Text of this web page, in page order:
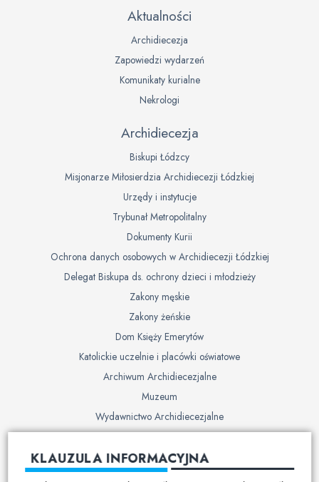
Aktualności
Archidiecezja
Zapowiedzi wydarzeń
Komunikaty kurialne
Nekrologi
Archidiecezja
Biskupi Łódzcy
Misjonarze Miłosierdzia Archidiecezji Łódzkiej
Urzędy i instytucje
Trybunał Metropolitalny
Dokumenty Kurii
Ochrona danych osobowych w Archidiecezji Łódzkiej
Delegat Biskupa ds. ochrony dzieci i młodzieży
Zakony męskie
Zakony żeńskie
Dom Księży Emerytów
Katolickie uczelnie i placówki oświatowe
Archiwum Archidiecezjalne
Muzeum
Wydawnictwo Archidiecezjalne
Cmentarze
Duszpasterstwo
KLAUZULA INFORMACYJNA